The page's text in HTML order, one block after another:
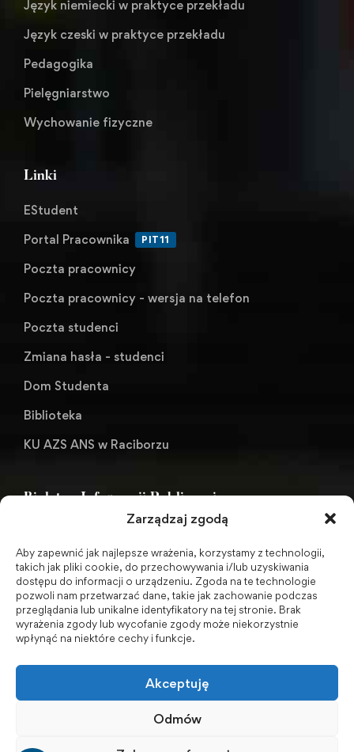
Zarządzaj zgodą
Aby zapewnić jak najlepsze wrażenia, korzystamy z technologii,
takich jak pliki cookie, do przechowywania i/lub uzyskiwania
dostępu do informacji o urządzeniu. Zgoda na te technologie
pozwoli nam przetwarzać dane, takie jak zachowanie podczas
przeglądania lub unikalne identyfikatory na tej stronie. Brak
wyrażenia zgody lub wycofanie zgody może niekorzystnie
wpłynąć na niektóre cechy i funkcje.
Akceptuję
Odmów
Język niemiecki w praktyce przekładu
Język czeski w praktyce przekładu
Pedagogika
Pielęgniarstwo
Wychowanie fizyczne
Linki
EStudent
Portal Pracownika
PIT11
Poczta pracownicy
Poczta pracownicy - wersja na telefon
Poczta studenci
Zmiana hasła - studenci
Dom Studenta
Biblioteka
KU AZS ANS w Raciborzu
Biuletyn Informacji Publicznej
BIP - Biuletyn Informacji Publicznej PWSZ -
archiwum
Social Media